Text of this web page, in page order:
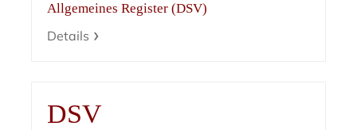
Allgemeines Register (DSV)
Details
DSV